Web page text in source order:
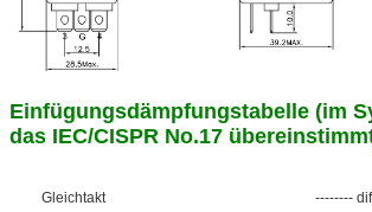
Einfügungsdämpfungstabelle (im
das IEC/CISPR No.17
Gleichtakt --------